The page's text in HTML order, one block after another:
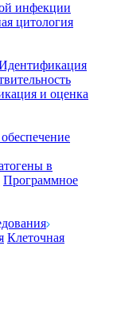
инфекции
цитология
и оценка
в
Программное
Клеточная